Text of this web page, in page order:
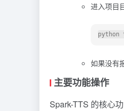
进入项目
如果没有
主要功能操作
Spark-TTS 的核心